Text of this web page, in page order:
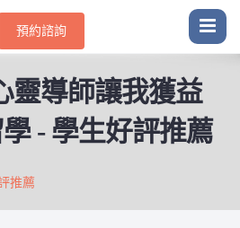
預約諮詢
靈導師讓我獲益
- 學生好評推薦
推薦